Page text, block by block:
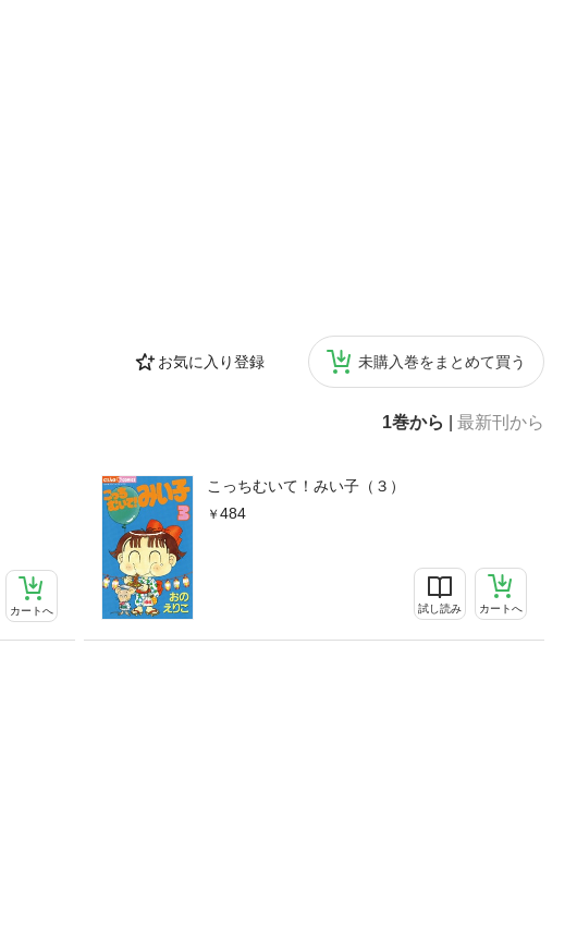
お気に入り登録 未購入巻をまとめて買う
1巻から 最新刊から
カートへ
こっちむいて！みい子（３）
484
試し読み カートへ